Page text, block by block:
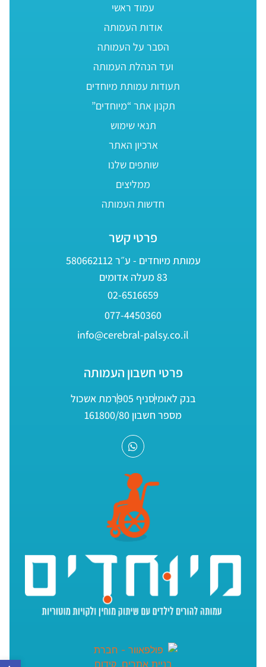
עמוד ראשי
אודות העמותה
הסבר על העמותה
ועד הנהלת העמותה
תעודות עמותת מיוחדים
תקנון אתר “מיוחדים”
תנאי שימוש
ארכיון האתר
שותפים שלנו
ממליצים
חדשות העמותה
פרטי קשר
עמותת מיוחדים - ע״ר 580662112
83 מעלה אדומים
02-6516659
077-4450360
info@cerebral-palsy.co.il
פרטי חשבון העמותה
בנק לאומיסניף 905
רמת אשכול
מספר חשבון 161800/80